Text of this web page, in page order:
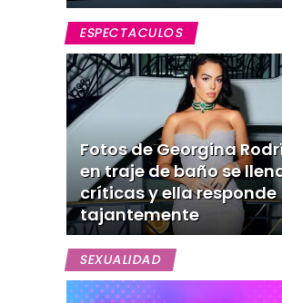
ESPECTACULOS
Fotos de Georgina
en traje de baño se
críticas y ella responde
tajantemente
SEXUALIDAD